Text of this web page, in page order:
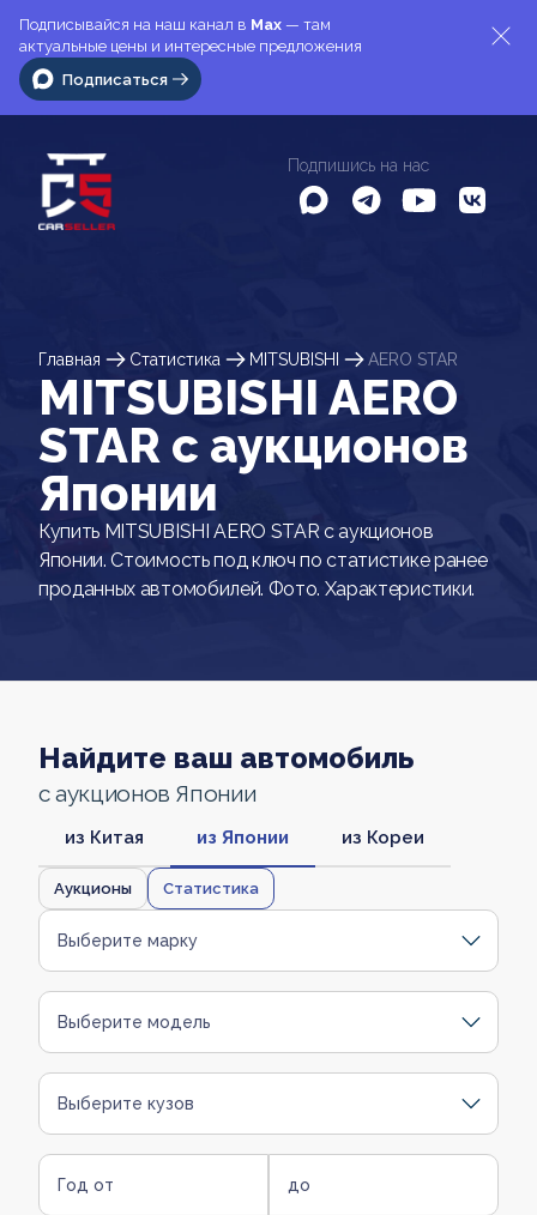
Подписывайся на наш канал в Max — там
актуальные цены и интересные предложения
Подписаться
Подпишись на нас
Главная Статистика MITSUBISHI AERO STAR
MITSUBISHI AERO
STAR c аукционов
Японии
Купить MITSUBISHI AERO STAR с аукционов
Японии. Стоимость под ключ по статистике ранее
проданных автомобилей. Фото. Характеристики.
Найдите ваш автомобиль
с аукционов Японии
из Китая из Японии из Кореи
Аукционы Статистика
Выберите марку
Выберите модель
Выберите кузов
Год от до